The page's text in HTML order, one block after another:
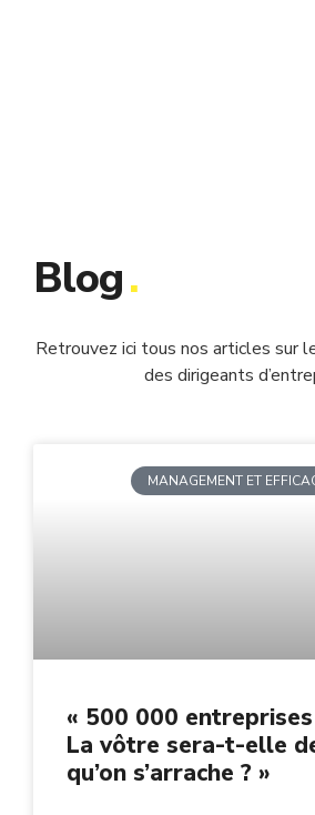
Blog.
Retrouvez ici tous nos articles sur
des dirigeants
MANAGEMENT ET
« 500 000
La vôtre sera-t-elle
qu’on s’arrache ? »